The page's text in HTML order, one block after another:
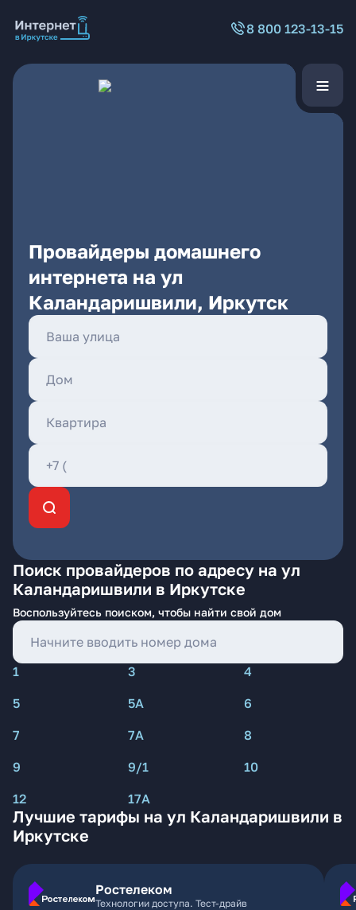
8 800 123-13-15
Провайдеры домашнего
интернета на ул
Каландаришвили, Иркутск
Поиск провайдеров по адресу на ул
Каландаришвили в Иркутске
Воспользуйтесь поиском, чтобы найти свой дом
1 3
4
5
5А
6
7
7А
8
9
9/1
10
12
17А
Лучшие тарифы на ул Каландаришвили в
Иркутске
Ростелеком
Технологии доступа. Тест-драйв